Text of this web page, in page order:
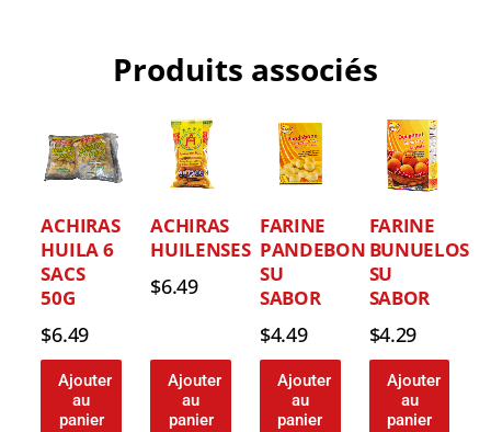
Produits associés
ACHIRAS
HUILA 6
SACS
50G
$6.49
Ajouter
au
panier
ACHIRAS
HUILENSES
$6.49
Ajouter
au
panier
FARINE
PANDEBONO
SU
SABOR
$4.49
Ajouter
au
panier
FARINE
BUNUELOS
SU
SABOR
$4.29
Ajouter
au
panier